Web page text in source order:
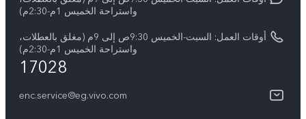
V70 FE
Y31d
أسعار قطع الغيار
إجراء حجز للإصلاح
ARABIC/العربية:
واستراحة الخميس 1م-2:30م)
أوقات العمل: السبت-الخميس 9:30ص إلى 9م (مغلق بالعطلات،
واستراحة الخميس 1م-2:30م)
17028
enc.service@eg.vivo.com